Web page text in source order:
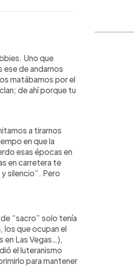
Uno que
de andarnos
matábamos por el
de ahí porque tu
a tirarnos
en que la
esas épocas en
en carretera te
silencio”. Pero
“sacro” solo tenía
los que ocupan el
en Las Vegas…),
el luteranismo
para mantener